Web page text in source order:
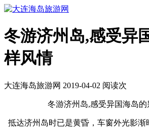
冬游济州岛,感受异
样风情
大连海岛旅游网 2019-04-02 阅读次
冬游济州岛,感受异国海岛
抵达济州岛时已是黄昏，车窗外光影渐